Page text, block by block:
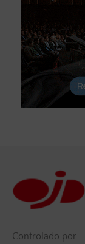
Controlado por